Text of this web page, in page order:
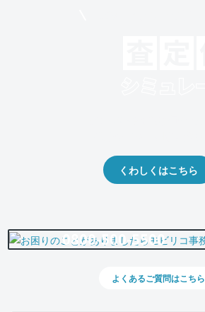
くわしくはこちら
0800-500-5500
よくあるご質問はこちら